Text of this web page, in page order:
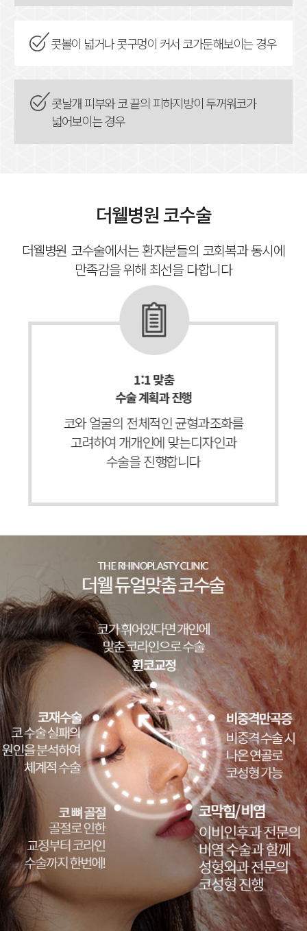
콧볼이 넓거나 콧구멍이 커서 코가둔해보이는 경우
콧날개 피부와 코 끝의 피하지방이 두꺼워코가
넓어보이는 경우
더웰병원 코수술
더웰병원 코수술에서는 환자분들의 코회복과 동시에
만족감을 위해 최선을 다합니다
1:1 맞춤
수술 계획과 진행
코와 얼굴의 전체적인 균형과조화를
고려하여 개개인에 맞는디자인과
수술을 진행합니다